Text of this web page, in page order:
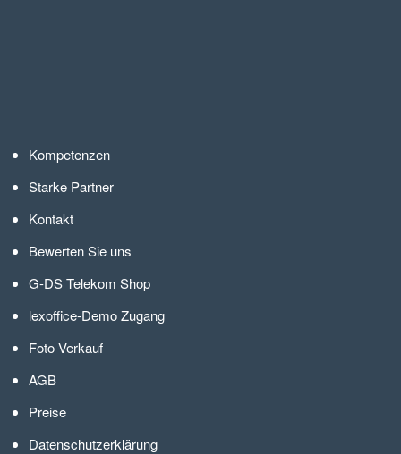
Kompetenzen
Starke Partner
Kontakt
Bewerten Sie uns
G-DS Telekom Shop
lexoffice-Demo Zugang
Foto Verkauf
AGB
Preise
Datenschutzerklärung